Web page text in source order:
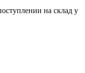
на склад у